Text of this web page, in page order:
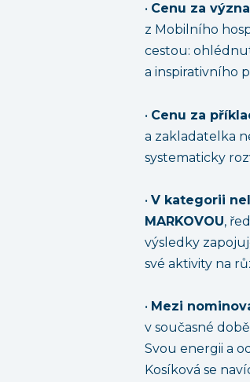
• Cenu za
z Mobilního
cestou:
a inspirativního
• Cenu za
a zakladatelka
systematicky
• V kategorii
MARKOVOU,
výsledky
své aktivity na
• Mezi
v současné
Svou energii a
Kosíková se